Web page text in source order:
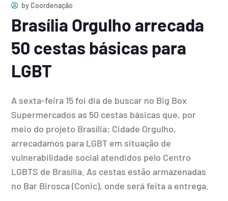
byCoordenação
Brasília Orgulho arrecada
50 cestas básicas para
LGBT
A sexta-feira 15 foi dia de buscar no Big Box
Supermercados as 50 cestas básicas que, por
meio do projeto Brasília: Cidade Orgulho,
arrecadamos para LGBT em situação de
vulnerabilidade social atendidos pelo Centro
LGBTS de Brasília. As cestas estão armazenadas
no Bar Birosca (Conic), onde será feita a entrega.